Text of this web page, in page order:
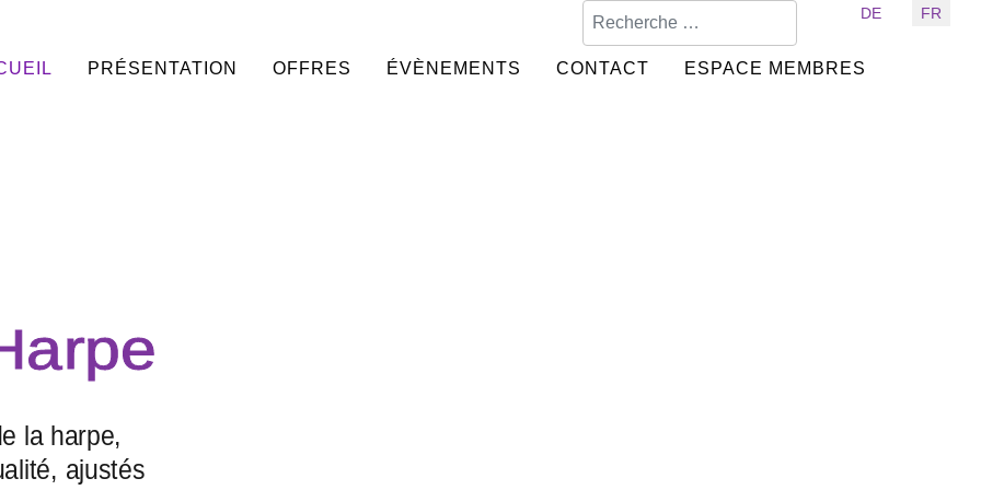
Sélectionnez votre langue
DE FR
PRÉSENTATION OFFRES ÉVÈNEMENTS CONTACT ESPACE MEMBRES